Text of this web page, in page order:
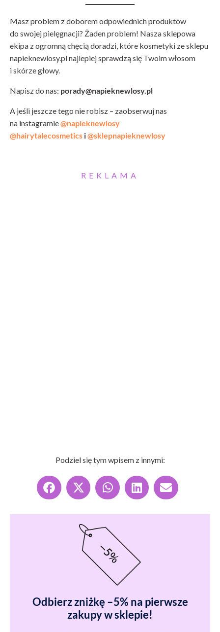
Masz problem z doborem odpowiednich produktów
do swojej pielęgnacji? Żaden problem! Nasza sklepowa
ekipa z ogromną chęcią doradzi, które kosmetyki ze sklepu
napieknewlosy.pl najlepiej sprawdzą się Twoim włosom
i skórze głowy.
Napisz do nas: porady@napieknewlosy.pl
A jeśli jeszcze tego nie robisz – zaobserwuj nas
na instagramie@napieknewlosy
@hairytalecosmetics i@sklepnapieknewlosy
REKLAMA
Podziel się tym wpisem z innymi:
Odbierz zniżkę –5% na pierwsze
zakupy w sklepie!